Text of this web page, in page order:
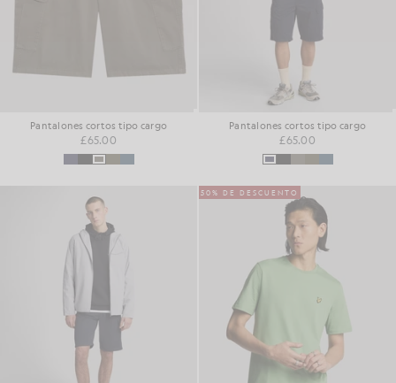
Pantalones cortos tipo cargo
£65.00
Pantalones cortos tipo cargo
£65.00
50% DE DESCUENTO